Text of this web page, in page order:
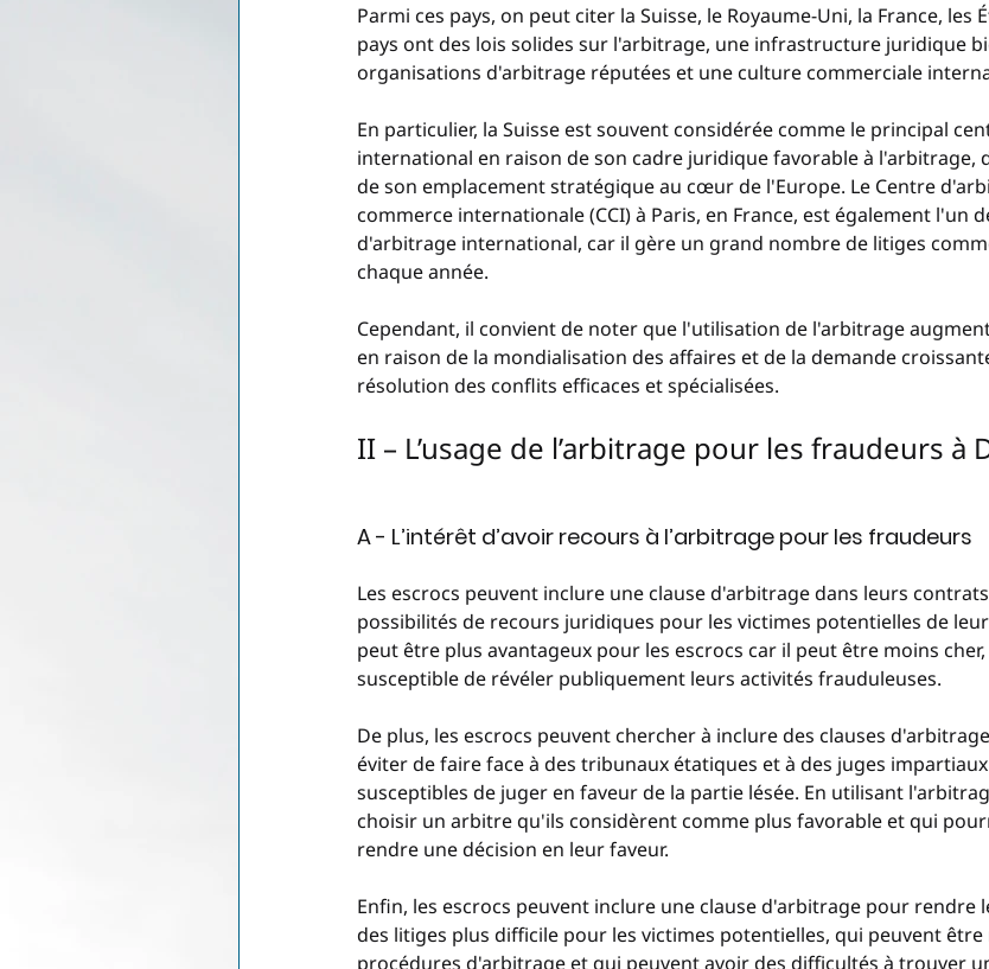
Parmi ces pays, on peut citer la Suisse, le Royaume-Uni, la France, les
pays ont des lois solides sur l'arbitrage, une infrastructure juridique
organisations d'arbitrage réputées et une culture commerciale
En particulier, la Suisse est souvent considérée comme le principal
international en raison de son cadre juridique favorable à l'arbitrage,
de son emplacement stratégique au cœur de l'Europe. Le Centre
commerce internationale (CCI) à Paris, en France, est également l'un
d'arbitrage international, car il gère un grand nombre de litiges
chaque année.
Cependant, il convient de noter que l'utilisation de l'arbitrage
en raison de la mondialisation des affaires et de la demande
résolution des conflits efficaces et spécialisées.
II – L’usage de l’arbitrage pour les fraudeurs à
A - L’intérêt d’avoir recours à l’arbitrage pour les fraudeurs
Les escrocs peuvent inclure une clause d'arbitrage dans leurs
possibilités de recours juridiques pour les victimes potentielles de
peut être plus avantageux pour les escrocs car il peut être moins
susceptible de révéler publiquement leurs activités frauduleuses.
De plus, les escrocs peuvent chercher à inclure des clauses
éviter de faire face à des tribunaux étatiques et à des juges
susceptibles de juger en faveur de la partie lésée. En utilisant
choisir un arbitre qu'ils considèrent comme plus favorable et qui
rendre une décision en leur faveur.
Enfin, les escrocs peuvent inclure une clause d'arbitrage pour rendre
des litiges plus difficile pour les victimes potentielles, qui peuvent être
procédures d'arbitrage et qui peuvent avoir des difficultés à trouver